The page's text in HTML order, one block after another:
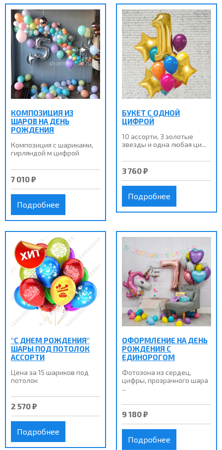
КОМПОЗИЦИЯ ИЗ
ШАРОВ НА ДЕНЬ
РОЖДЕНИЯ
Композиция с шариками,
гирляндой м цифрой
7 010 ₽
Подробнее
БУКЕТ С ОДНОЙ
ЦИФРОЙ
10 ассорти, 3 золотые
звезды и одна любая ци...
3 760 ₽
Подробнее
"С ДНЕМ РОЖДЕНИЯ"
ШАРЫ ПОД ПОТОЛОК
АССОРТИ
Цена за 15 шариков под
потолок
2 570 ₽
Подробнее
ОФОРМЛЕНИЕ НА ДЕНЬ
РОЖДЕНИЯ С
ЕДИНОРОГОМ
Фотозона из сердец,
цифры, прозрачного шара
...
9 180 ₽
Подробнее